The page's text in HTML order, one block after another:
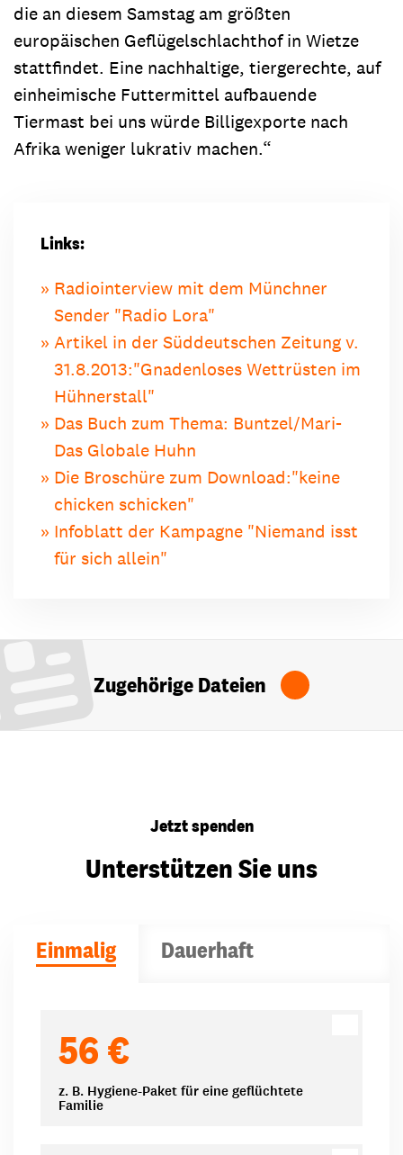
die an diesem Samstag am größten
europäischen Geflügelschlachthof in Wietze
stattfindet. Eine nachhaltige, tiergerechte, auf
einheimische Futtermittel aufbauende
Tiermast bei uns würde Billigexporte nach
Afrika weniger lukrativ machen.“
Links:
Radiointerview mit dem Münchner
Sender "Radio Lora"
Artikel in der Süddeutschen Zeitung v.
31.8.2013:"Gnadenloses Wettrüsten im
Hühnerstall"
Das Buch zum Thema: Buntzel/Mari-
Das Globale Huhn
Die Broschüre zum Download:"keine
chicken schicken"
Infoblatt der Kampagne "Niemand isst
für sich allein"
Zugehörige Dateien
Jetzt spenden
Unterstützen Sie uns
Einmalig Dauerhaft
56 €
z. B. Hygiene-Paket für eine geflüchtete
Familie